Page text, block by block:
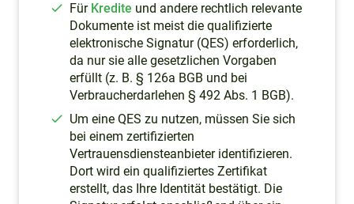
Für Kredite und andere rechtlich relevante
Dokumente ist meist die qualifizierte
elektronische Signatur (QES) erforderlich,
da nur sie alle gesetzlichen Vorgaben
erfüllt (z. B. § 126a BGB und bei
Verbraucherdarlehen § 492 Abs. 1 BGB).
Um eine QES zu nutzen, müssen Sie sich
bei einem zertifizierten
Vertrauensdiensteanbieter identifizieren.
Dort wird ein qualifiziertes Zertifikat
erstellt, das Ihre Identität bestätigt. Die